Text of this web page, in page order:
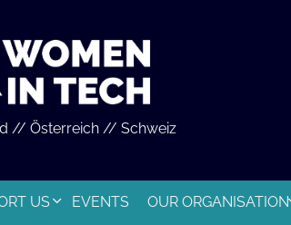
// Österreich // Schweiz
US EVENTS
OUR ORGANISATION